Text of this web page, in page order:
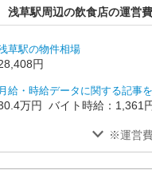
浅草駅周辺の飲食店の運営
草駅の物件相場
円
給・時給データに関する記事
万円 バイト時給：1,361
※運営費